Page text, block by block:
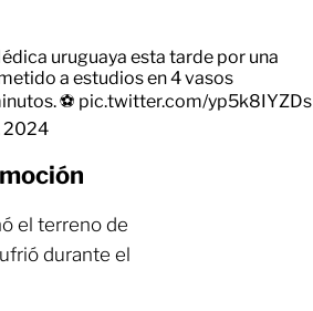
uruguaya esta tarde por una
a estudios en 4 vasos
⚽ pic.twitter.com/yp5k8IYZDs
2024
el terreno de
durante el